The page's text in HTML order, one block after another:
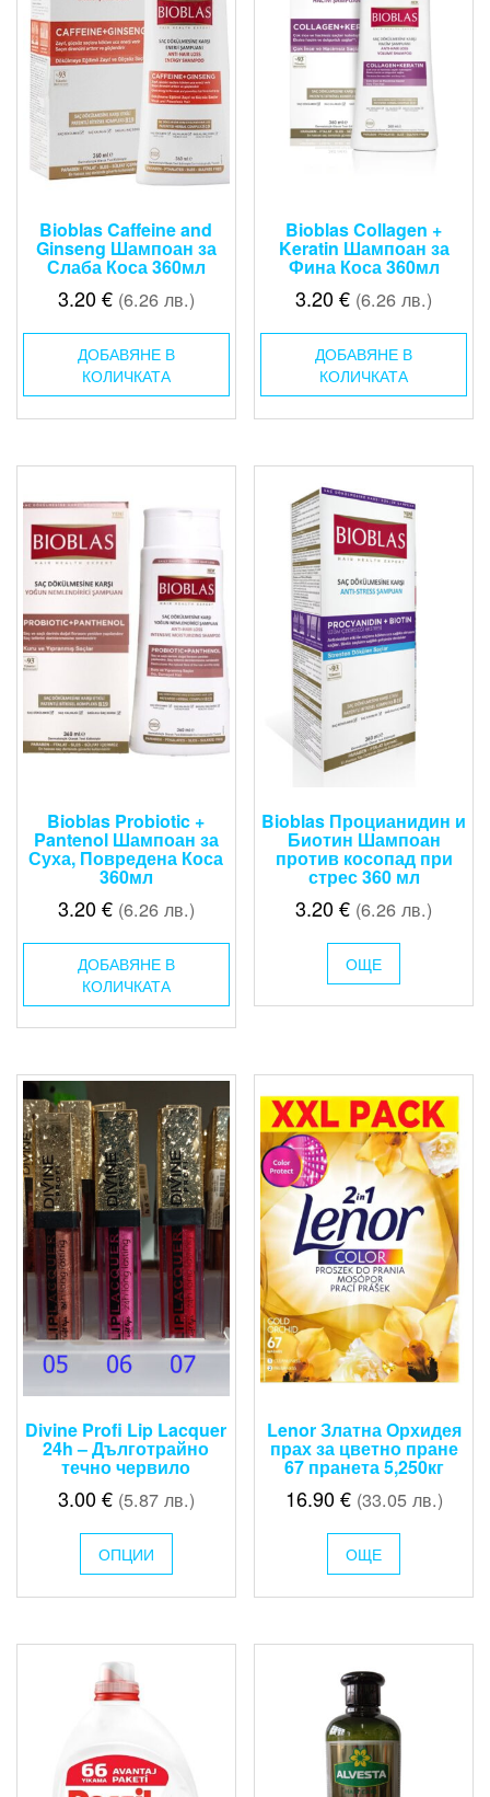
Bioblas Caffeine and
Ginseng Шампоан за
Слаба Коса 360мл
3.20€(6.26 лв.)
ДОБАВЯНЕ В
КОЛИЧКАТА
Bioblas Collagen +
Keratin Шампоан за
Фина Коса 360мл
3.20€ (6.26 лв.)
ДОБАВЯНЕ В
КОЛИЧКАТА
Bioblas Probiotic +
Pantenol Шампоан за
Суха, Повредена Коса
360мл
3.20€(6.26 лв.)
ДОБАВЯНЕ В
КОЛИЧКАТА
Bioblas Процианидин и
Биотин Шампоан
против косопад при
стрес 360 мл
3.20€ (6.26 лв.)
ОЩЕ
Divine Profi Lip Lacquer
24h – Дълготрайно
течно червило
3.00€(5.87 лв.)
ОПЦИИ
This
has
multiple
The
Lenor Златна Орхидея
прах за цветно пране
67 пранета 5,250кг
16.90€(33.05 лв.)
ОЩЕ